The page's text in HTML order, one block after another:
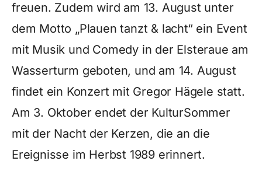
freuen. Zudem wird am 13. August unter
dem Motto „Plauen tanzt & lacht“ ein Event
mit Musik und Comedy in der Elsteraue am
Wasserturm geboten, und am 14. August
findet ein Konzert mit Gregor Hägele statt.
Am 3. Oktober endet der KulturSommer
mit der Nacht der Kerzen, die an die
Ereignisse im Herbst 1989 erinnert.